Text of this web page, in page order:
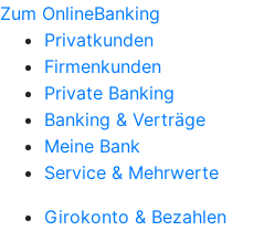
Zum OnlineBanking
Privatkunden
Firmenkunden
Private Banking
Banking & Verträge
Meine Bank
Service & Mehrwerte
Girokonto & Bezahlen